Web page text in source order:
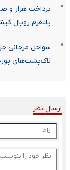
پرداخت هزار و
پلتفرم رویال
سواحل مرجانی
لاک‌پشت‌های
ارسال نظر